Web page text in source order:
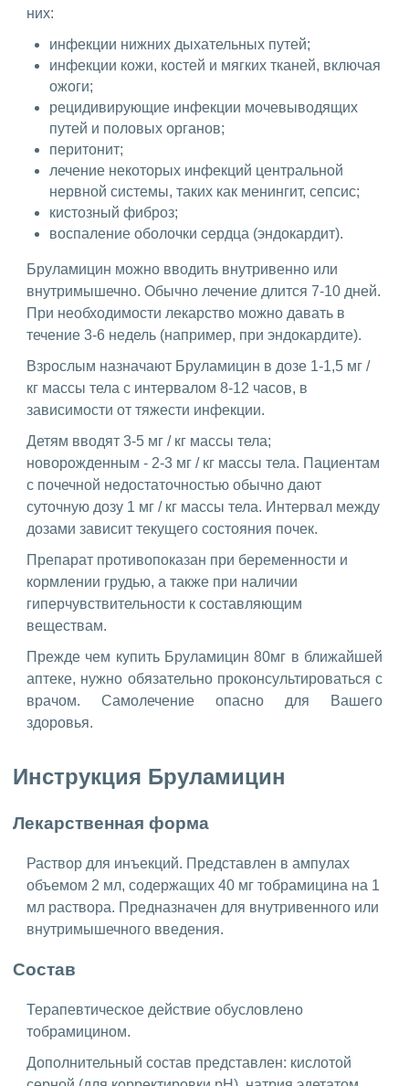
них:
инфекции нижних дыхательных путей;
инфекции кожи, костей и мягких тканей, включая
ожоги;
рецидивирующие инфекции мочевыводящих
путей и половых органов;
перитонит;
лечение некоторых инфекций центральной
нервной системы, таких как менингит, сепсис;
кистозный фиброз;
воспаление оболочки сердца (эндокардит).
Бруламицин можно вводить внутривенно или
внутримышечно. Обычно лечение длится 7-10 дней.
При необходимости лекарство можно давать в
течение 3-6 недель (например, при эндокардите).
Взрослым назначают Бруламицин в дозе 1-1,5 мг /
кг массы тела с интервалом 8-12 часов, в
зависимости от тяжести инфекции.
Детям вводят 3-5 мг / кг массы тела;
новорожденным - 2-3 мг / кг массы тела. Пациентам
с почечной недостаточностью обычно дают
суточную дозу 1 мг / кг массы тела. Интервал между
дозами зависит текущего состояния почек.
Препарат противопоказан при беременности и
кормлении грудью, а также при наличии
гиперчувствительности к составляющим
веществам.
Прежде чем купить Бруламицин 80мг в ближайшей
аптеке, нужно обязательно проконсультироваться с
врачом. Самолечение опасно для Вашего
здоровья.
Инструкция Бруламицин
Лекарственная форма
Раствор для инъекций. Представлен в ампулах
объемом 2 мл, содержащих 40 мг тобрамицина на 1
мл раствора. Предназначен для внутривенного или
внутримышечного введения.
Состав
Терапевтическое действие обусловлено
тобрамицином.
Дополнительный состав представлен: кислотой